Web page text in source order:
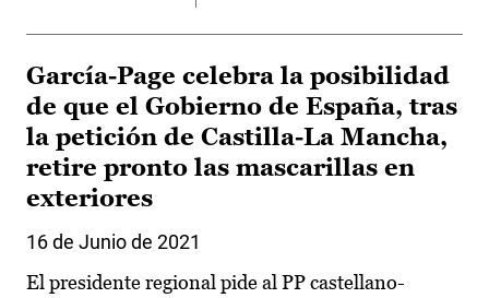
García-Page celebra la posibilidad
de que el Gobierno de España, tras
la petición de Castilla-La Mancha,
retire pronto las mascarillas en
exteriores
16 de Junio de 2021
El presidente regional pide al PP castellano-